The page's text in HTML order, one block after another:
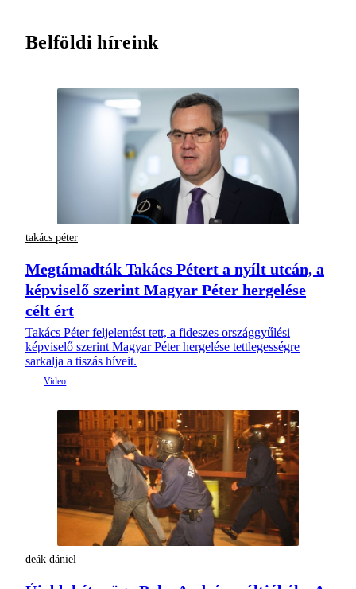
Belföldi híreink
takács péter
Megtámadták Takács Pétert a nyílt utcán, a
képviselő szerint Magyar Péter hergelése
célt ért
Takács Péter feljelentést tett, a fideszes országgyűlési
képviselő szerint Magyar Péter hergelése tettlegességre
sarkalja a tiszás híveit.
deák dániel